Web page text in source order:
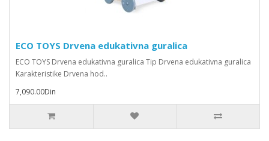
ECO TOYS Drvena edukativna guralica
ECO TOYS Drvena edukativna guralica Tip Drvena edukativna guralica
Karakteristike Drvena hod..
7,090.00Din